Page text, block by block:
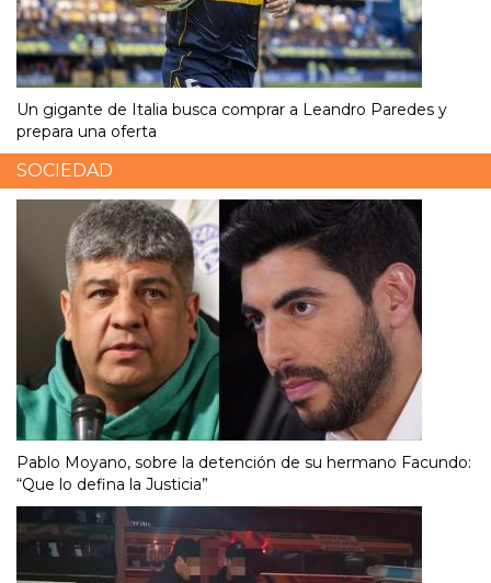
Un gigante de Italia busca comprar a Leandro Paredes y
prepara una oferta
SOCIEDAD
Pablo Moyano, sobre la detención de su hermano Facundo:
“Que lo defina la Justicia”